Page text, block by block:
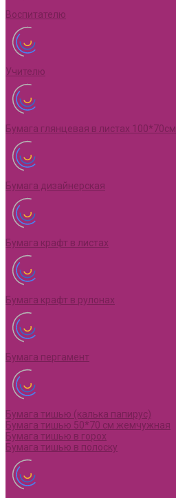
Воспитателю
Учителю
Бумага глянцевая в листах 100*70см
Бумага дизайнерская
Бумага крафт в листах
Бумага крафт в рулонах
Бумага пергамент
Бумага тишью (калька папирус)
Бумага тишью 50*70 см жемчужная
Бумага тишью в горох
Бумага тишью в полоску